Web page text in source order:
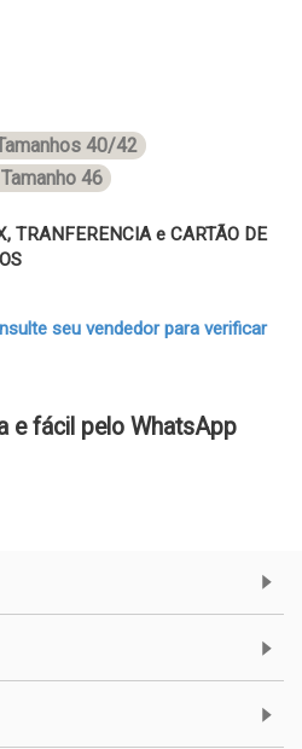
40/42
46
TRANFERENCIA e CARTÃO DE
seu vendedor para verificar
e fácil pelo WhatsApp